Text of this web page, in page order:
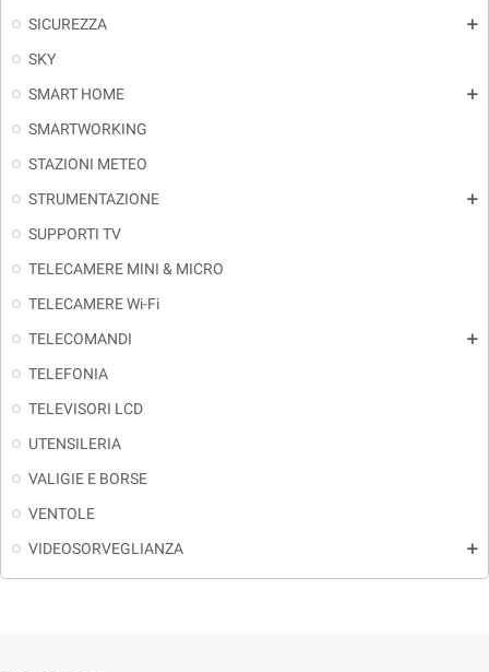
SICUREZZA add
SKY
SMART HOME
add
SMARTWORKING
STAZIONI METEO
STRUMENTAZIONE
add
SUPPORTI TV
TELECAMERE MINI & MICRO
TELECAMERE Wi-Fi
TELECOMANDI
add
TELEFONIA
TELEVISORI LCD
UTENSILERIA
VALIGIE E BORSE
VENTOLE
VIDEOSORVEGLIANZA
add